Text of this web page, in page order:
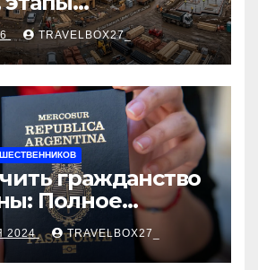
проверка
сценарии
сделки и
ориентиры
TRAVELBOX27_
гражданство
Полное
2024 TRAVELBOX27_